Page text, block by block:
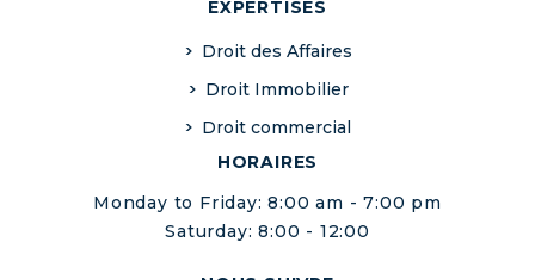
EXPERTISES
Droit des Affaires
Droit Immobilier
Droit commercial
HORAIRES
Monday to Friday: 8:00 am - 7:00 pm
Saturday: 8:00 - 12:00